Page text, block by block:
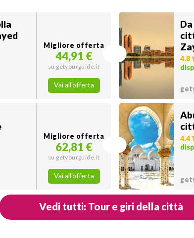
Migliore offerta
44,91 €
su getyourguide.it
Vai all'offerta
4.8
Migliore offerta
62,81 €
su getyourguide.it
Vai all'offerta
4.4
Vedi tutti: Tour e giri della città